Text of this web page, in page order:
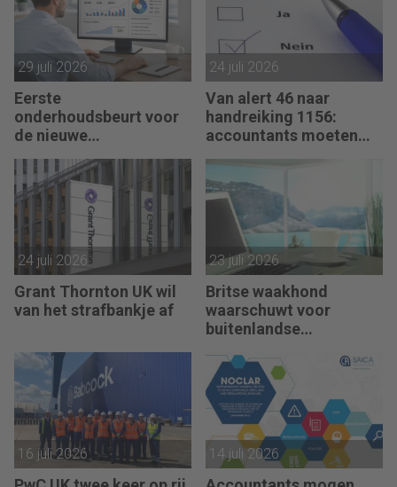
29 juli 2026
Eerste
onderhoudsbeurt voor
de nieuwe
verklaringengenerator
voor accountants
24 juli 2026
Van alert 46 naar
handreiking 1156:
accountants moeten
hun zegje doen
24 juli 2026
Grant Thornton UK wil
van het strafbankje af
23 juli 2026
Britse waakhond
waarschuwt voor
buitenlandse
kantoren
16 juli 2026 14 juli 2026